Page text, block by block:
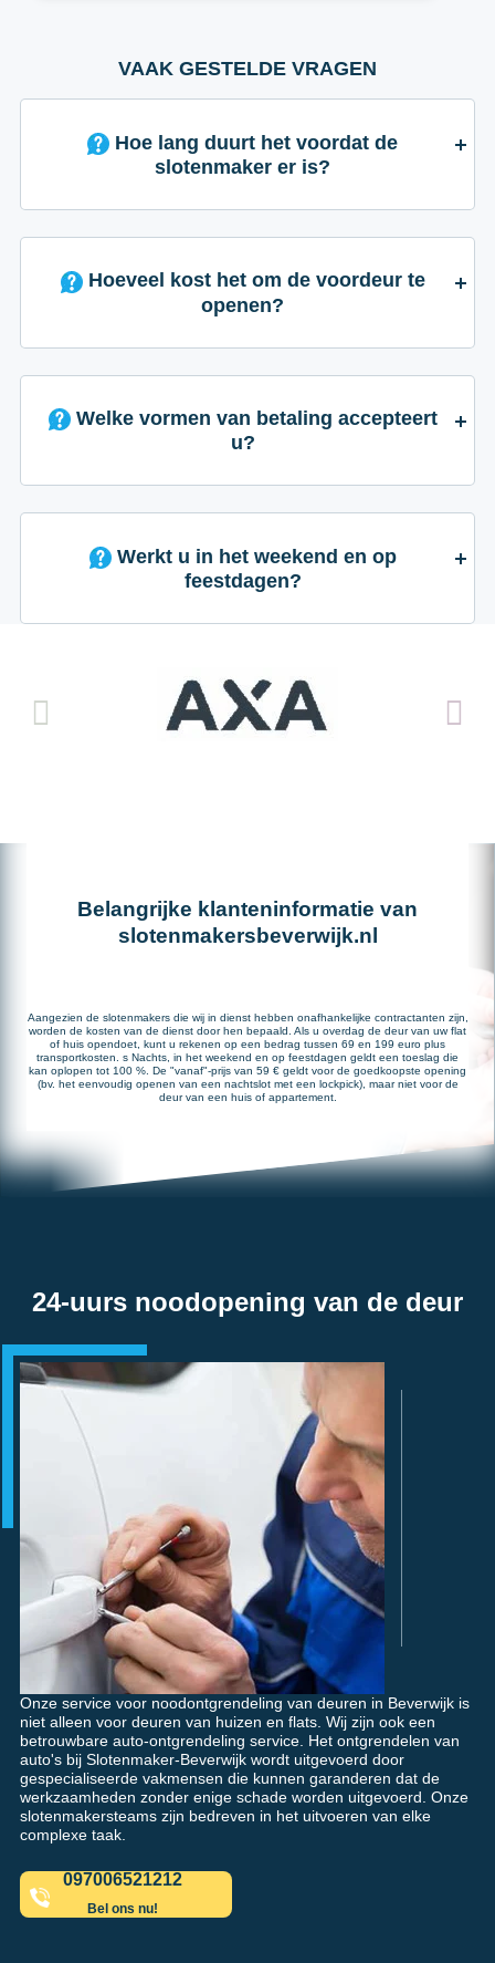
VAAK GESTELDE VRAGEN
slotenmaker er is?
Hoeveel kost het om de voordeur te
openen?
Welke vormen van betaling accepteert
u?
Werkt u in het weekend en op
feestdagen?
Belangrijke klanteninformatie van
slotenmakersbeverwijk.nl
Aangezien de slotenmakers die wij in dienst hebben onafhankelijke contractanten zijn,
worden de kosten van de dienst door hen bepaald. Als u overdag de deur van uw flat
of huis opendoet, kunt u rekenen op een bedrag tussen 69 en 199 euro plus
transportkosten. s Nachts, in het weekend en op feestdagen geldt een toeslag die
kan oplopen tot 100 %. De "vanaf"-prijs van 59 € geldt voor de goedkoopste opening
(bv. het eenvoudig openen van een nachtslot met een lockpick), maar niet voor de
deur van een huis of appartement.
24-uurs noodopening van de deur
Onze service voor noodontgrendeling van deuren in Beverwijk is
niet alleen voor deuren van huizen en flats. Wij zijn ook een
betrouwbare auto-ontgrendeling service. Het ontgrendelen van
auto's bij Slotenmaker-Beverwijk wordt uitgevoerd door
gespecialiseerde vakmensen die kunnen garanderen dat de
werkzaamheden zonder enige schade worden uitgevoerd. Onze
slotenmakersteams zijn bedreven in het uitvoeren van elke
complexe taak.
097006521212
Bel ons nu!